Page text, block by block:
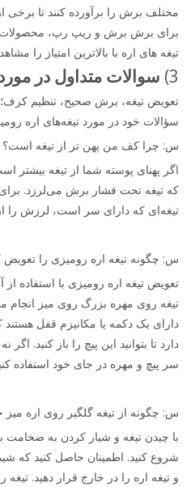
مختلف برش را برآورده کنند تا
برای برش برش و ریپ رپ، محصولات
تیغه های اره با بالاترین امتیاز را
3) سوالات متداول در
تعویض تیغه، برش صحیح، تنظیم کرف؛
سؤالات خود در مورد تیغه‌های اره
س: چرا کف من پهن تر از تیغه است؟
اگر پهنای پوسته شما از تیغه
که تیغه تحت فشار برش می‌لرزد.
تیغه‌ای که دارای سر است، لرزش را از
س: چگونه تیغه اره رومیزی را تعویض
تعویض تیغه اره رومیزی با استفاده
تیغه روی مهره بزرگ روی میز انجام
دارای یک دکمه یا مکانیزم قفل
دارد تا بتوانید این پیچ را باز کنید.
سر پیچ و مهره در جای خود استفاده
س: چگونه از تیغه گلگیر روی اره میز
با چیدن تیغه و شیار کردن به ضخامت
شروع کنید. اطمینان حاصل کنید که
و تیغه اره را در خارج قرار دهید. تیغه